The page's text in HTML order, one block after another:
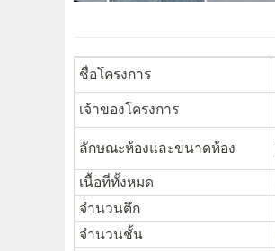
ชื่อโครงการ
เจ้าของโครงการ
ลักษณะห้องและขนาดห้อง
เนื้อที่ทั้งหมด
จำนวนตึก
จำนวนชั้น